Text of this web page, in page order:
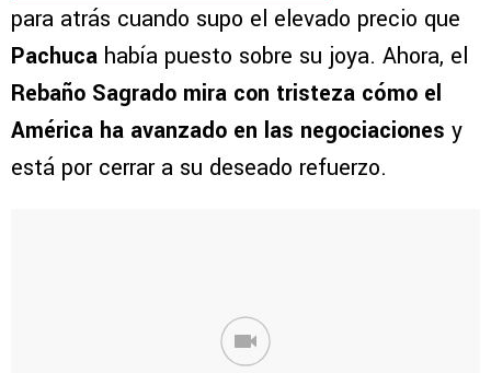
para atrás cuando supo el elevado precio que
Pachuca había puesto sobre su joya. Ahora, el
Rebaño Sagrado mira con tristeza cómo el
América ha avanzado en las negociaciones y
está por cerrar a su deseado refuerzo.